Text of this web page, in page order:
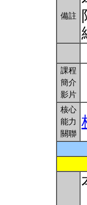
備註
課程
簡介
影片
核心
能力
關聯